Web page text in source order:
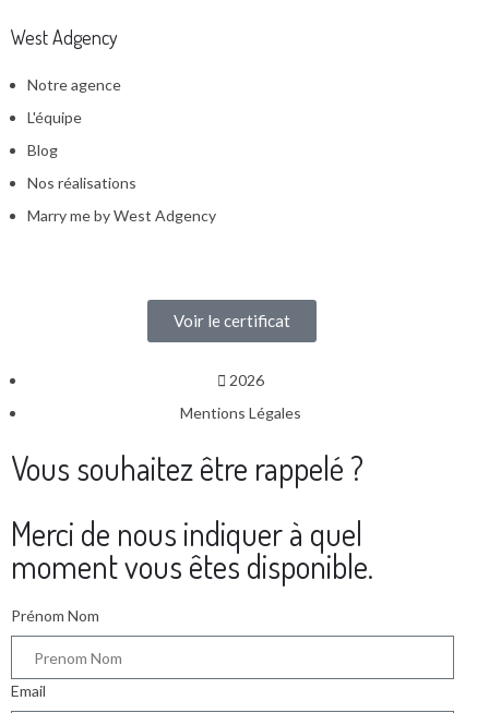
West Adgency
Notre agence
L'équipe
Blog
Nos réalisations
Marry me by West Adgency
Voir le certificat
2026
Mentions Légales
Vous souhaitez être rappelé ?
Merci de nous indiquer à quel
moment vous êtes disponible.
Prénom Nom
Email